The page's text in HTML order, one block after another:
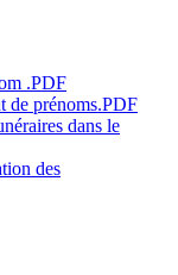
.PDF
de prénoms.PDF
dans le
des